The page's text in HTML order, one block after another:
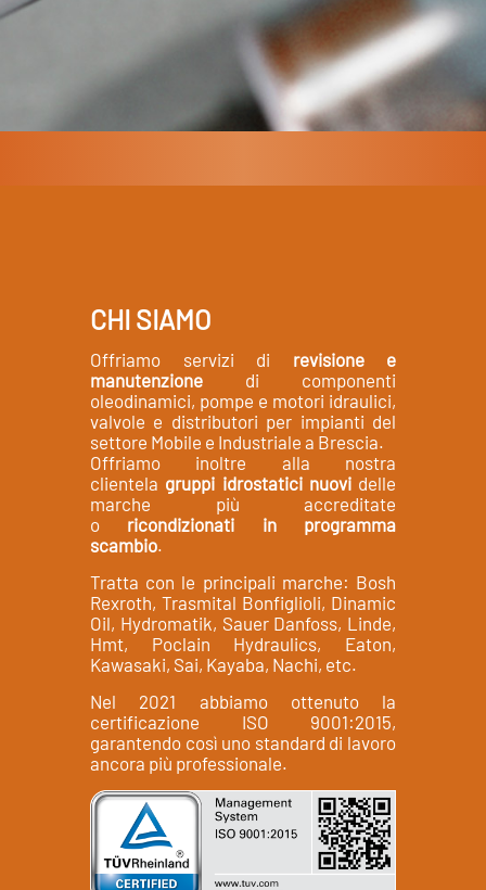
CHI SIAMO
Offriamo servizi di revisione e
manutenzione di componenti
oleodinamici, pompe e motori idraulici,
valvole e distributori per impianti del
settore Mobile e Industriale a Brescia.
Offriamo inoltre alla nostra
clientela gruppi idrostatici nuovidelle
marche più accreditate
o ricondizionati in programma
scambio.
Tratta con le principali marche: Bosh
Rexroth, Trasmital Bonfiglioli, Dinamic
Oil, Hydromatik, Sauer Danfoss, Linde,
Hmt, Poclain Hydraulics, Eaton,
Kawasaki, Sai, Kayaba, Nachi, etc.
Nel 2021 abbiamo ottenuto la
certificazione ISO 9001:2015,
garantendo così uno standard di lavoro
ancora più professionale.